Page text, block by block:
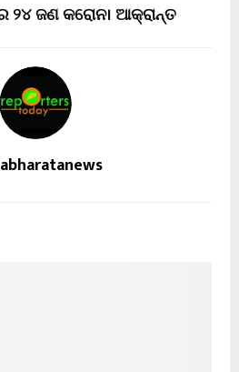
୨୪ ଜଣ କରୋନ। ଆକ୍ରାନ୍ତ